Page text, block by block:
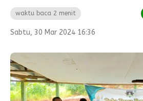
waktu baca 2 menit
Sabtu, 30 Mar 2024 16:36